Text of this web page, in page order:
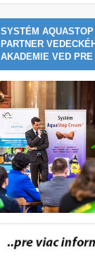
SYSTÉM
PARTNER
AKADEMIE VED